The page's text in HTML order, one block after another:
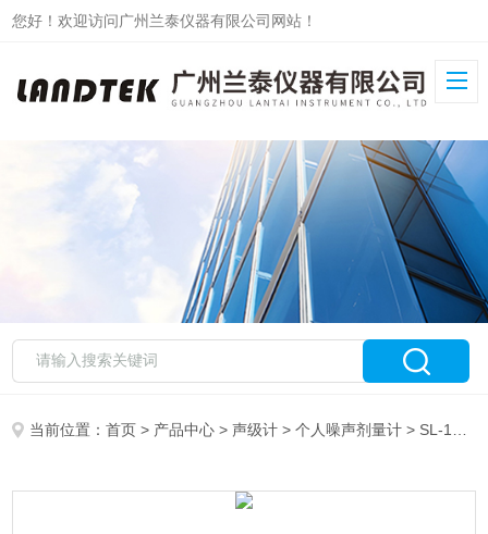
您好！欢迎访问广州兰泰仪器有限公司网站！
当前位置：首页 > 产品中心 >声级计 >个人噪声剂量计 > SL-1256DOS个人噪声剂量计